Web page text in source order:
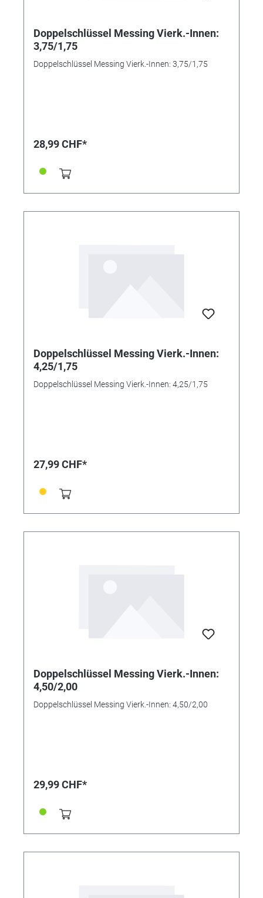
Doppelschlüssel Messing Vierk.-Innen:
3,75/1,75
Doppelschlüssel Messing Vierk.-Innen: 3,75/1,75
28,99 CHF*
Doppelschlüssel Messing Vierk.-Innen:
4,25/1,75
Doppelschlüssel Messing Vierk.-Innen: 4,25/1,75
27,99 CHF*
Doppelschlüssel Messing Vierk.-Innen:
4,50/2,00
Doppelschlüssel Messing Vierk.-Innen: 4,50/2,00
29,99 CHF*